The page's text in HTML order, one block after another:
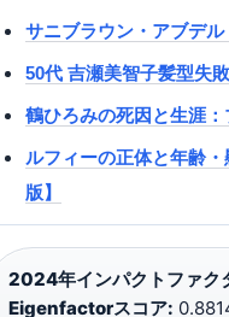
サニブラウン・アブデ
50代 吉瀬美智子髪型失
鶴ひろみの死因と生涯
ルフィーの正体と年齢
版】
2024年インパクトファク
Eigenfactorスコア: